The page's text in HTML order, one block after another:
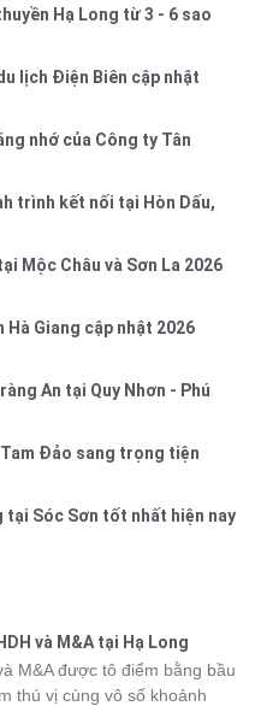
Hạ Long từ 3 - 6 sao
lịch Điện Biên cập nhật
nhớ của Công ty Tân
trình kết nối tại Hòn Dấu,
Mộc Châu và Sơn La 2026
Giang cập nhật 2026
An tại Quy Nhơn - Phú
Đảo sang trọng tiện
Sóc Sơn tốt nhất hiện nay
và M&A tại Hạ Long
M&A được tô điểm bằng bầu
thú vị cùng vô số khoảnh